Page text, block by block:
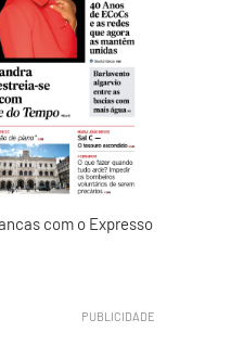
com o Expresso